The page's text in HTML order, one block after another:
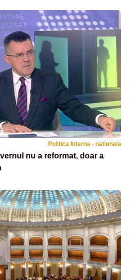
Politica Interna - nationala
nu a reformat, doar a